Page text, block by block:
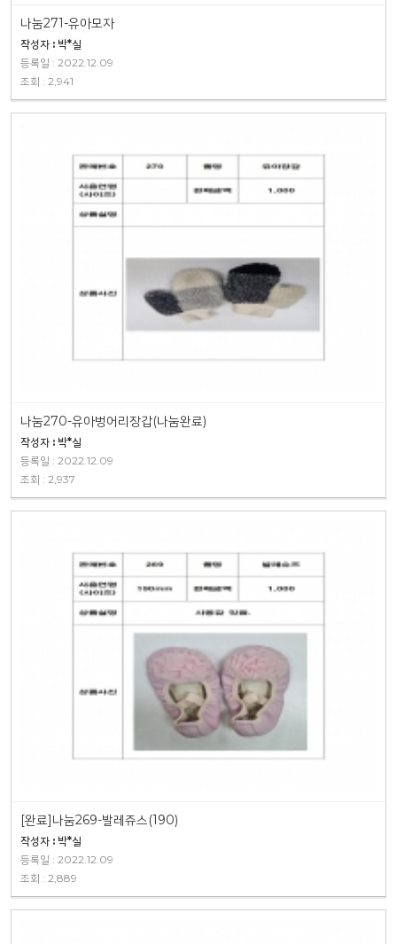
나눔271-유아모자
작성자 : 박*실
등록일 : 2022.12.09
조회 : 2,941
나눔270-유아벙어리장갑(나눔완료)
작성자 : 박*실
등록일 : 2022.12.09
조회 : 2,937
[완료]나눔269-발레쥬스(190)
작성자 : 박*실
등록일 : 2022.12.09
조회 : 2,889